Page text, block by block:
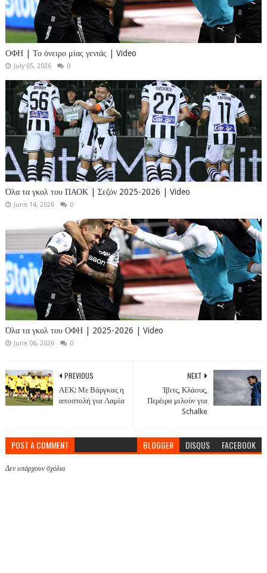
ΟΦΗ | Το όνειρο μίας γενιάς | Video
July 05, 2026 0
Όλα τα γκολ του ΠΑΟΚ | Σεζόν 2025-2026 | Video
June 14, 2026 0
Όλα τα γκολ του ΟΦΗ | 2025-2026 | Video
June 06, 2026 0
NEXT
Ίβιτς, Κλάους,
Περέιρα μιλούν για
Schalke
PREVIOUS
ΑΕΚ: Με Βάργκας η
αποστολή για Λαμία
POST A COMMENT BLOGGER DISQUS FACEBOOK
Δεν υπάρχουν σχόλια